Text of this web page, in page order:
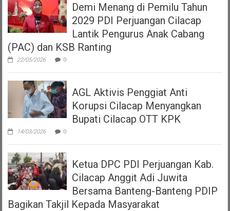
Demi Menang di Pemilu Tahun
2029 PDI Perjuangan Cilacap
Lantik Pengurus Anak Cabang
(PAC) dan KSB Ranting
22/05/2026 0
AGL Aktivis Penggiat Anti
Korupsi Cilacap Menyangkan
Bupati Cilacap OTT KPK
14/03/2026 0
Ketua DPC PDI Perjuangan Kab.
Cilacap Anggit Adi Juwita
Bersama Banteng-Banteng PDIP
Bagikan Takjil Kepada Masyarakat